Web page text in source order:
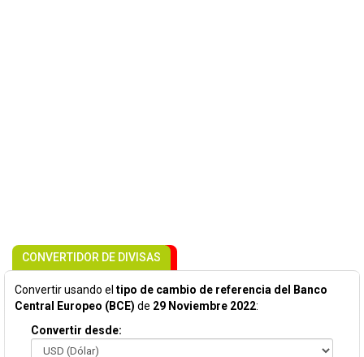
CONVERTIDOR DE DIVISAS
Convertir usando el tipo de cambio de referencia del Banco
Central Europeo (BCE) de 29 Noviembre 2022:
Convertir desde: